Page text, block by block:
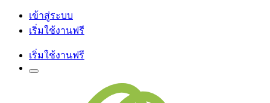
เข้าสู่ระบบ
เริ่มใช้งานฟรี
เริ่มใช้งานฟรี